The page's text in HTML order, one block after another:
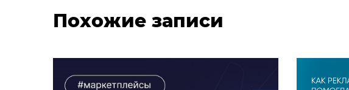
Похожие записи